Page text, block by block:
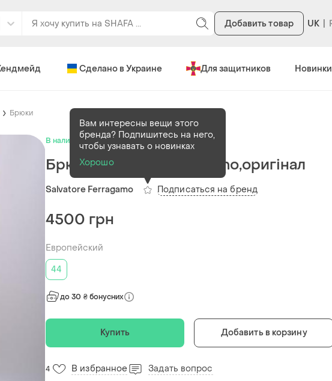
Добавить товар UK
Сделано в Украине Для защитников Новинки
Брюки
В наличии1 шт
Брюки salvatore ferragamo,оригінал
Salvatore Ferragamo
Вам интересны вещи этого
бренда? Подпишитесь на него,
чтобы узнавать о новинках
Хорошо
Подписаться на бренд
4500 грн
Европейский
44
до 30 ₴ бонусних
Купить Добавить в корзину
4 В избранное Задать вопрос